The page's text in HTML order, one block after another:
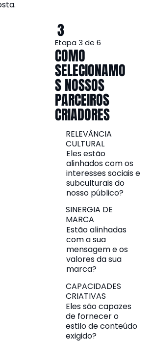
3
Etapa 3 de 6
COMO
SELECIONAMO
S NOSSOS
PARCEIROS
CRIADORES
RELEVÂNCIA
CULTURAL
Eles estão
alinhados com os
interesses sociais e
subculturais do
nosso público?
SINERGIA DE
MARCA
Estão alinhadas
com a sua
mensagem e os
valores da sua
marca?
CAPACIDADES
CRIATIVAS
Eles são capazes
de fornecer o
estilo de conteúdo
exigido?